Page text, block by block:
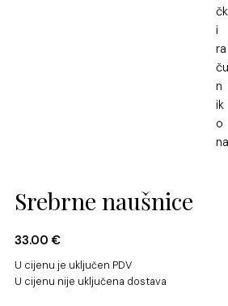
Srebrne naušnice
33.00€
U cijenu je uključen PDV
U cijenu nije uključena dostava